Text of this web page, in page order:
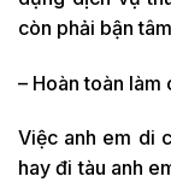
còn phải bận
– Hoàn toàn làm
Việc anh em di
hay đi tàu anh